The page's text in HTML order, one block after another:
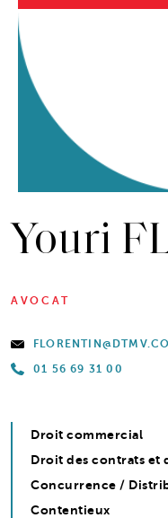
Youri
AVOCAT
01 56 69 31 00
Droit commercial
Droit des contrats et
Concurrence /
Contentieux